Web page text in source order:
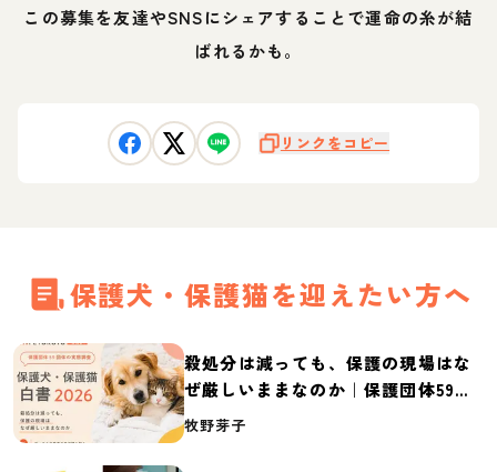
この募集を友達やSNSにシェアすることで運命の糸が結
ばれるかも。
リンクをコピー
保護犬・保護猫を迎えたい方へ
殺処分は減っても、保護の現場はな
ぜ厳しいままなのか｜保護団体59団
体の実態調査【保護犬・保護猫白書
牧野芽子